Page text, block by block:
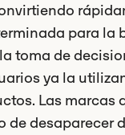
para la
toma de
ya la
Las marcas
de desaparecer